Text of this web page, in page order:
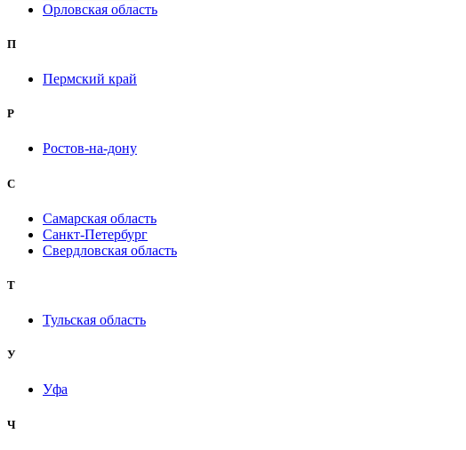
Орловская область
П
Пермский край
Р
Ростов-на-дону
С
Самарская область
Санкт-Петербург
Свердловская область
Т
Тульская область
У
Уфа
Ч